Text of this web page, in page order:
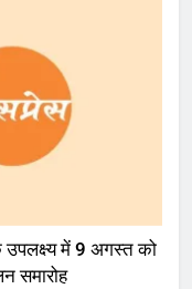
उपलक्ष्य में 9 अगस्त को
समारोह